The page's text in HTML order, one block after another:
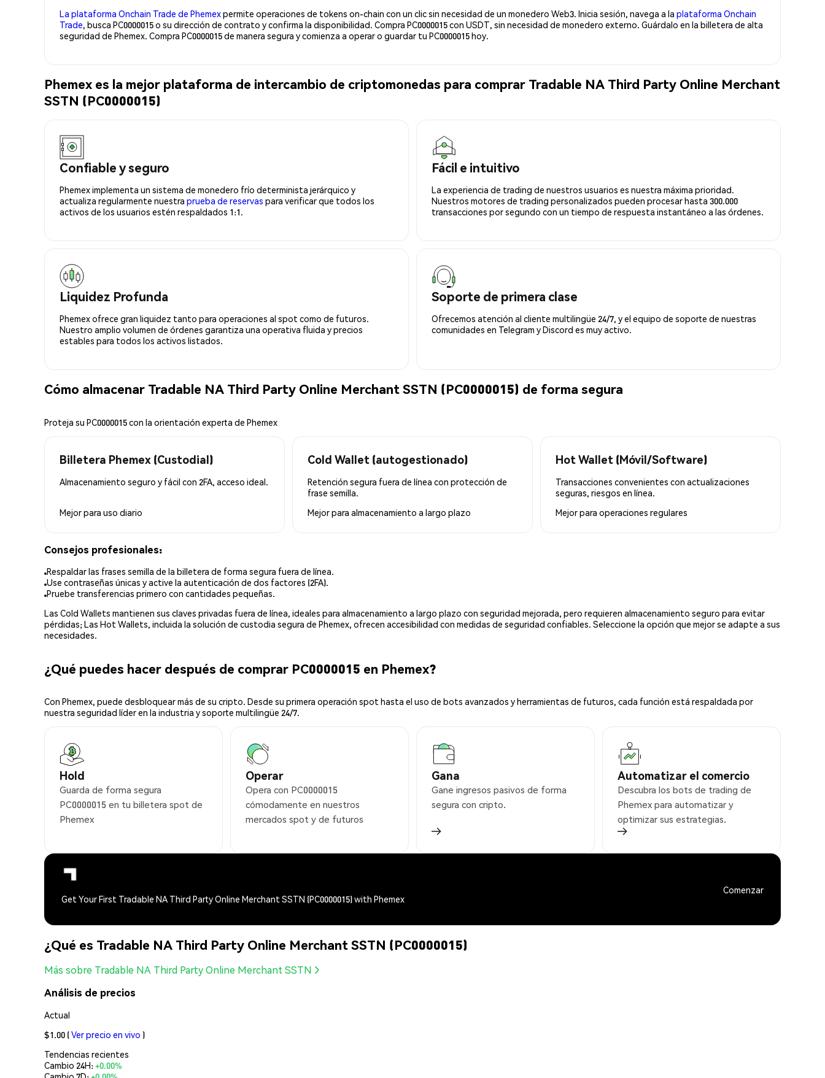
La plataforma Onchain Trade de Phemexpermite operaciones de tokens on-chain con un clic sin necesidad de un monedero Web3. Inicia sesión, navega a la plataforma Onchain
Trade, busca PC0000015 o su dirección de contrato y confirma la disponibilidad. Compra PC0000015 con USDT, sin necesidad de monedero externo. Guárdalo en la billetera de alta
seguridad de Phemex. Compra PC0000015 de manera segura y comienza a operar o guardar tu PC0000015 hoy.
Phemex es la mejor plataforma de intercambio de criptomonedas para comprar Tradable NA Third Party Online Merchant
SSTN (PC0000015)
Confiable y seguro
Phemex implementa un sistema de monedero frío determinista jerárquico y
actualiza regularmente nuestra prueba de reservas para verificar que todos los
activos de los usuarios estén respaldados 1:1.
Fácil e intuitivo
La experiencia de trading de nuestros usuarios es nuestra máxima prioridad.
Nuestros motores de trading personalizados pueden procesar hasta 300.000
transacciones por segundo con un tiempo de respuesta instantáneo a las órdenes.
Liquidez Profunda
Phemex ofrece gran liquidez tanto para operaciones al spot como de futuros.
Nuestro amplio volumen de órdenes garantiza una operativa fluida y precios
estables para todos los activos listados.
Soporte de primera clase
Ofrecemos atención al cliente multilingüe 24/7, y el equipo de soporte de nuestras
comunidades en Telegram y Discord es muy activo.
Cómo almacenar Tradable NA Third Party Online Merchant SSTN (PC0000015) de forma segura
Proteja su PC0000015 con la orientación experta de Phemex
Billetera Phemex (Custodial)
Almacenamiento seguro y fácil con 2FA, acceso ideal.
Mejor para uso diario
Cold Wallet (autogestionado)
Retención segura fuera de línea con protección de
frase semilla.
Mejor para almacenamiento a largo plazo
Hot Wallet (Móvil/Software)
Transacciones convenientes con actualizaciones
seguras, riesgos en línea.
Mejor para operaciones regulares
Consejos profesionales:
Respaldar las frases semilla de la billetera de forma segura fuera de línea.
Use contraseñas únicas y active la autenticación de dos factores (2FA).
Pruebe transferencias primero con cantidades pequeñas.
Las Cold Wallets mantienen sus claves privadas fuera de línea, ideales para almacenamiento a largo plazo con seguridad mejorada, pero requieren almacenamiento seguro para evitar
pérdidas; Las Hot Wallets, incluida la solución de custodia segura de Phemex, ofrecen accesibilidad con medidas de seguridad confiables. Seleccione la opción que mejor se adapte a sus
necesidades.
¿Qué puedes hacer después de comprar PC0000015 en Phemex?
Con Phemex, puede desbloquear más de su cripto. Desde su primera operación spot hasta el uso de bots avanzados y herramientas de futuros, cada función está respaldada por
nuestra seguridad líder en la industria y soporte multilingüe 24/7.
Hold
Guarda de forma segura
PC0000015 en tu billetera spot de
Phemex
Operar
Opera con PC0000015
cómodamente en nuestros
mercados spot y de futuros
Gana
Gane ingresos pasivos de forma
segura con cripto.
Automatizar el comercio
Descubra los bots de trading de
Phemex para automatizar y
optimizar sus estrategias.
Get Your First Tradable NA Third Party Online Merchant SSTN (PC0000015) with Phemex
Comenzar
¿Qué es Tradable NA Third Party Online Merchant SSTN (PC0000015)
Más sobre Tradable NA Third Party Online Merchant SSTN
Análisis de precios
Actual
$1.00 (Ver precio en vivo )
Tendencias recientes
Cambio 24H:+0.00%